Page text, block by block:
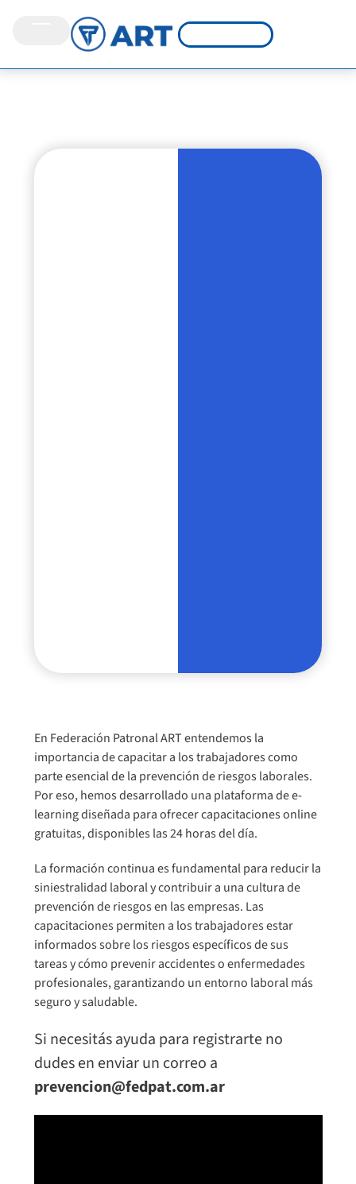
En Federación Patronal ART entendemos la
importancia de capacitar a los trabajadores como
parte esencial de la prevención de riesgos laborales.
Por eso, hemos desarrollado una plataforma de e-
learning diseñada para ofrecer capacitaciones online
gratuitas, disponibles las 24 horas del día.
La formación continua es fundamental para reducir la
siniestralidad laboral y contribuir a una cultura de
prevención de riesgos en las empresas. Las
capacitaciones permiten a los trabajadores estar
informados sobre los riesgos específicos de sus
tareas y cómo prevenir accidentes o enfermedades
profesionales, garantizando un entorno laboral más
seguro y saludable.
Si necesitás ayuda para registrarte no
dudes en enviar un correo a
prevencion@fedpat.com.ar